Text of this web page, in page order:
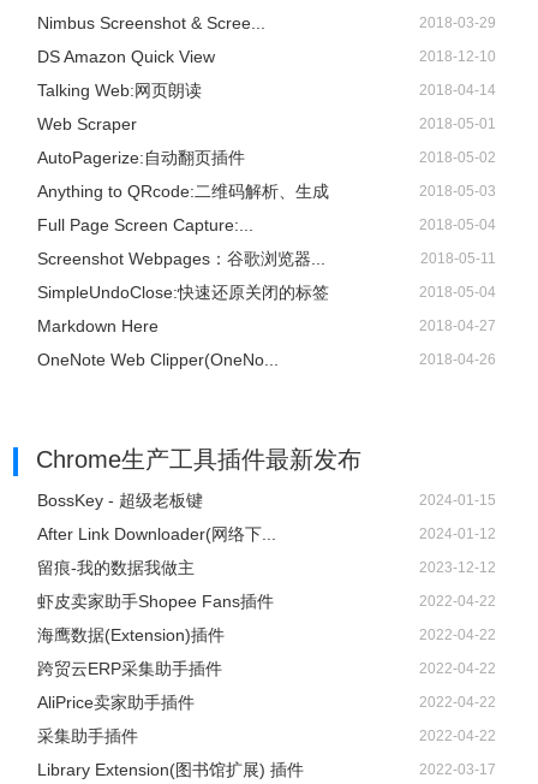
极速二维码插件联系方式
Nimbus Screenshot & Scree... 2018-03-29
DS Amazon Quick View 2018-12-10
Talking Web:网页朗读 2018-04-14
Web Scraper 2018-05-01
AutoPagerize:自动翻页插件 2018-05-02
Anything to QRcode:二维码解析、生成 2018-05-03
Full Page Screen Capture:... 2018-05-04
Screenshot Webpages：谷歌浏览器... 2018-05-11
SimpleUndoClose:快速还原关闭的标签 2018-05-04
Markdown Here 2018-04-27
OneNote Web Clipper(OneNo... 2018-04-26
Chrome生产工具插件最新发布
BossKey - 超级老板键 2024-01-15
After Link Downloader(网络下... 2024-01-12
留痕-我的数据我做主 2023-12-12
虾皮卖家助手Shopee Fans插件 2022-04-22
海鹰数据(Extension)插件 2022-04-22
跨贸云ERP采集助手插件 2022-04-22
AliPrice卖家助手插件 2022-04-22
采集助手插件 2022-04-22
Library Extension(图书馆扩展) 插件 2022-03-17